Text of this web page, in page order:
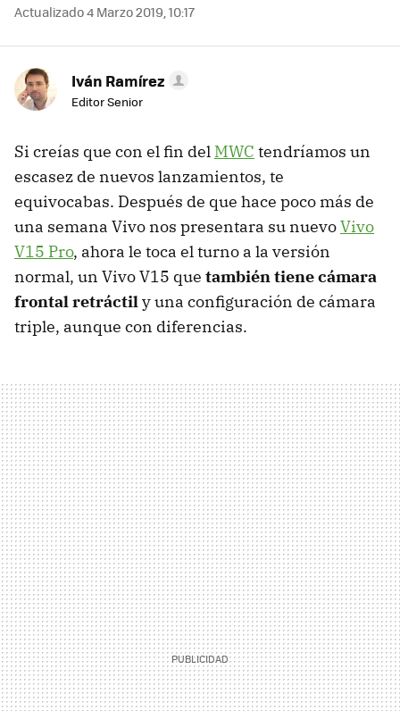
Actualizado 4 Marzo 2019, 10:17
Iván Ramírez
Editor Senior
Si creías que con el fin del MWC tendríamos un
escasez de nuevos lanzamientos, te
equivocabas. Después de que hace poco más de
una semana Vivo nos presentara su nuevoVivo
V15 Pro, ahora le toca el turno a la versión
normal, un Vivo V15 que también tiene cámara
frontal retráctily una configuración de cámara
triple, aunque con diferencias.